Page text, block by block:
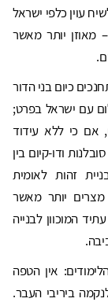
עוין כלפי ישראל
מאוזן יותר מאשר
כיום בני הדור
עם ישראל בפרט;
אם כי ללא עידוד
ודו-קיום בין
זהות לאומית
מצרים יותר מאשר
המוכוון לבנייה
אין הטפה
ביריבי העבר.